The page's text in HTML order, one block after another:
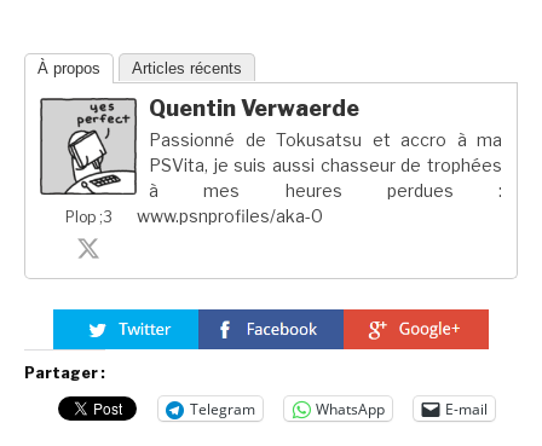
À propos Articles récents
Plop ;3
Quentin Verwaerde
Passionné de Tokusatsu et accro à ma
PSVita, je suis aussi chasseur de trophées
à mes heures perdues :
www.psnprofiles/aka-0
Partager :
Telegram WhatsApp E-mail